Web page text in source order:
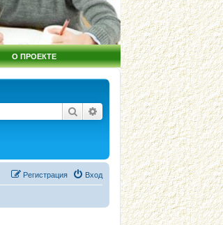
О ПРОЕКТЕ
Поиск Расширенный поиск
Вход
Регистрация